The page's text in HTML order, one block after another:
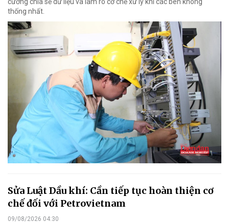
thống nhất.
Sửa Luật Dầu khí: Cần tiếp tục hoàn thiện cơ
chế đối với Petrovietnam
09/08/2026 04:30